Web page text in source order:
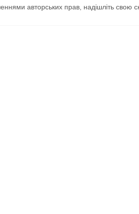
авторських прав, надішліть свою